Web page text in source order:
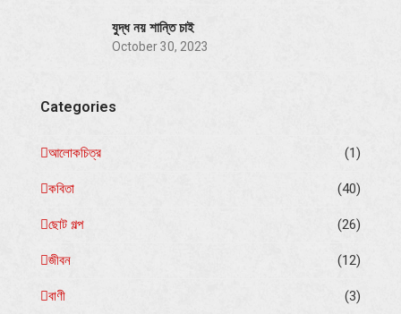
যুদ্ধ নয় শান্তি চাই
October 30, 2023
Categories
আলোকচিত্র (1)
কবিতা (40)
ছোট গল্প (26)
জীবন (12)
বাণী (3)